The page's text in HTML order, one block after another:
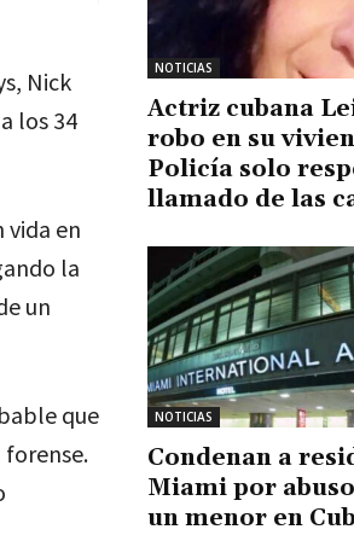
Nick
los 34
vida en
la
un
que
NOTICIAS
Actriz cubana
robo en su
Policía solo
llamado de las
NOTICIAS
Condenan a
Miami por
un menor en